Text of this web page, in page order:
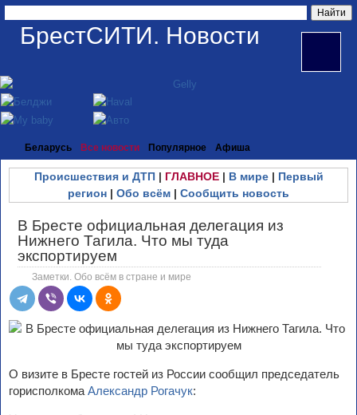
БрестСИТИ. Новости
Беларусь Все новости Популярное Афиша
Происшествия и ДТП| ГЛАВНОЕ| В мире| Первый
регион | Обо всём | Сообщить новость
В Бресте официальная делегация из
Нижнего Тагила. Что мы туда
экспортируем
Заметки. Обо всём в стране и мире
О визите в Бресте гостей из России сообщил председатель
горисполкома Александр Рогачук: